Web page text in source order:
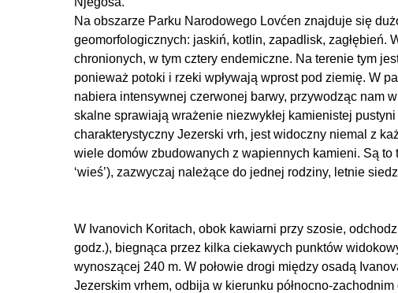
Na obszarze Parku Narodowego Lovćen znajduje się
geomorfologicznych: jaskiń, kotlin, zapadlisk, zagłębień.
chronionych, w tym cztery endemiczne. Na terenie tym
ponieważ potoki i rzeki wpływają wprost pod ziemię. W
nabiera intensywnej czerwonej barwy, przywodząc nam
skalne sprawiają wrażenie niezwykłej kamienistej
charakterystyczny Jezerski vrh, jest widoczny niemal z
wiele domów zbudowanych z wapiennych kamieni. Są to
‘wieś’), zazwyczaj należące do jednej rodziny, letnie
W Ivanovich Koritach, obok kawiarni przy szosie,
godz.), biegnąca przez kilka ciekawych punktów
wynoszącej 240 m. W połowie drogi między osadą
Jezerskim vrhem, odbija w kierunku północno-